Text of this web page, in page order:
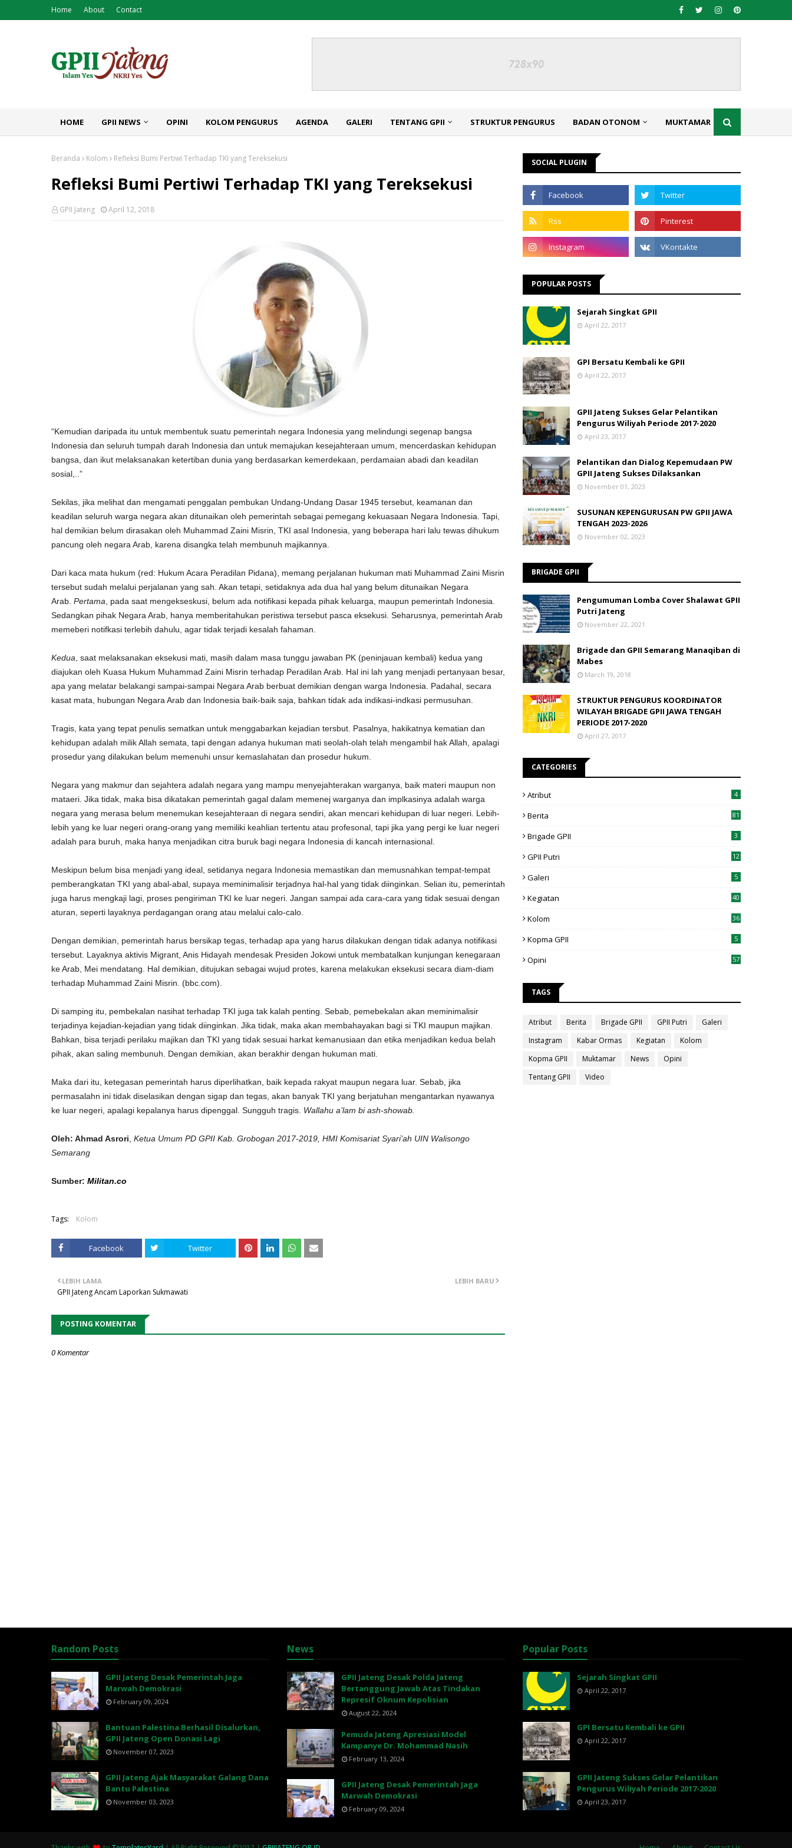
Home About Contact
HOME GPII NEWS OPINI KOLOM PENGURUS AGENDA GALERI TENTANG GPII STRUKTUR PENGURUS BADAN OTONOM MUKTAMAR
Beranda Kolom Refleksi Bumi Pertiwi Terhadap TKI yang Tereksekusi
Refleksi Bumi Pertiwi Terhadap TKI yang Tereksekusi
GPII Jateng April 12, 2018
“Kemudian daripada itu untuk membentuk suatu pemerintah negara Indonesia yang melindungi segenap bangsa
Indonesia dan seluruh tumpah darah Indonesia dan untuk memajukan kesejahteraan umum, mencerdaskan kehidupan
bangsa, dan ikut melaksanakan ketertiban dunia yang berdasarkan kemerdekaan, perdamaian abadi dan keadilan
sosial,..”
Sekilas, jika melihat dan mengamati penggalan pembukan Undang-Undang Dasar 1945 tersebut, keamanan dan
keadilan seluruh warga negara akan ditunaikan oleh pemerintah sebagai pemegang kekuasaan Negara Indonesia. Tapi,
hal demikian belum dirasakan oleh Muhammad Zaini Misrin, TKI asal Indonesia, yang beberapa hari lalu tewas dihukum
pancung oleh negara Arab, karena disangka telah membunuh majikannya.
Dari kaca mata hukum (red: Hukum Acara Peradilan Pidana), memang perjalanan hukuman mati Muhammad Zaini Misrin
tersebut sudah melalui perjalanan yang sah. Akan tetapi, setidaknya ada dua hal yang belum ditunaikan Negara
Arab. Pertama , pada saat mengekseskusi, belum ada notifikasi kepada pihak keluarga, maupun pemerintah Indonesia.
Sedangkan pihak Negara Arab, hanya memberitahukan peristiwa tersebut pasca eksekusi. Seharusnya, pemerintah Arab
memeberi notifkasi terlebih dahulu, agar tidak terjadi kesalah fahaman.
Kedua , saat melaksanakan eksekusi mati, masih dalam masa tunggu jawaban PK (peninjauan kembali) kedua yang
diajukan oleh Kuasa Hukum Muhammad Zaini Misrin terhadap Peradilan Arab. Hal ini lah yang menjadi pertanyaan besar,
apa yang melatar belakangi sampai-sampai Negara Arab berbuat demikian dengan warga Indonesia. Padahal, secara
kasat mata, hubungan Negara Arab dan Indonesia baik-baik saja, bahkan tidak ada indikasi-indkasi permusuhan.
Tragis, kata yang tepat penulis sematkan untuk menggabarkan kejadian tersbut. Pasalnya, hakikatnya kematian dan
kehidupan adalah milik Allah semata, tapi dengan adanya hukuman mati seolah-olah telah mengambil hak Allah, apalagi
prosedur yang dilakukan belum memenuhi unsur kemaslahatan dan prosedur hukum.
Negara yang makmur dan sejahtera adalah negara yang mampu menyejahterakan warganya, baik materi maupun non
mataeri. Jika tidak, maka bisa dikatakan pemerintah gagal dalam memenej warganya dan implkasinya adalah warga
negara yang merasa belum menemukan kesejahteraan di negara sendiri, akan mencari kehidupan di luar negeri. Lebih-
lebih yang ke luar negeri orang-orang yang memiliki keahlian tertentu atau profesonal, tapi jika yang pergi ke luar negeri
adalah para buruh, maka hanya menjadikan citra buruk bagi negara Indonesia di kancah internasional.
Meskipun belum bisa menjadi yang ideal, setidanya negara Indonesia memastikan dan memusnahkan tempat-tempat
pemberangkatan TKI yang abal-abal, supaya meminimalisir terjadnya hal-hal yang tidak diinginkan. Selian itu, pemerintah
juga harus mengkaji lagi, proses pengiriman TKI ke luar negeri. Jangan sampai ada cara-cara yang tidak sesuai dengan
aturan, seperti layaknya perdagangan orang atau melalui calo-calo.
Dengan demikian, pemerintah harus bersikap tegas, terhadap apa yang harus dilakukan dengan tidak adanya notifikasi
tersebut. Layaknya aktivis Migrant, Anis Hidayah mendesak Presiden Jokowi untuk membatalkan kunjungan kenegaraan
ke Arab, Mei mendatang. Hal demikian, ditujukan sebagai wujud protes, karena melakukan eksekusi secara diam-diam
terhadap Muhammad Zaini Misrin. (bbc.com).
Di samping itu, pembekalan nasihat terhadap TKI juga tak kalah penting. Sebab, pemebekalan akan meminimalisir
terjadinya kejadian-kejadian yang tidak diinginkan. Jika tidak, maka akan membahayakan bagi si TKI maupun majikan.
Bahkan, bisa terjadi perilaku majikan dan TKI yang tidak sesuai harkat kemanusiaan dan etika menjadikan kedua belah
pihak, akan saling membunuh. Dengan demikian, akan berakhir dengan hukuman mati.
Maka dari itu, ketegasan pemerintah harus diperlihatkan, baik kepada rakyat maupun negara luar. Sebab, jika
permasalahn ini tidak diselasikan dengan sigap dan tegas, akan banyak TKI yang berjatuhan mengantarkan nyawanya
ke luar negeri, apalagi kepalanya harus dipenggal. Sungguh tragis. Wallahu a’lam bi ash-showab.
Oleh: Ahmad Asrori Ketua Umum PD GPII Kab. Grobogan 2017-2019, HMI Komisariat Syari’ah UIN Walisongo
Semarang
Sumber: Militan.co
Tags: Kolom
Facebook Twitter
LEBIH BARU
LEBIH LAMA
GPII Jateng Ancam Laporkan Sukmawati
POSTING KOMENTAR
0 Komentar
SOCIAL PLUGIN
POPULAR POSTS
Sejarah Singkat GPII
April 22, 2017
GPI Bersatu Kembali ke GPII
April 22, 2017
GPII Jateng Sukses Gelar Pelantikan
Pengurus Wiliyah Periode 2017-2020
April 23, 2017
Pelantikan dan Dialog Kepemudaan PW
GPII Jateng Sukses Dilaksankan
November 01, 2023
SUSUNAN KEPENGURUSAN PW GPII JAWA
TENGAH 2023-2026
November 02, 2023
BRIGADE GPII
Pengumuman Lomba Cover Shalawat GPII
Putri Jateng
November 22, 2021
Brigade dan GPII Semarang Manaqiban di
Mabes
March 19, 2018
STRUKTUR PENGURUS KOORDINATOR
WILAYAH BRIGADE GPII JAWA TENGAH
PERIODE 2017-2020
April 27, 2017
CATEGORIES
Atribut 4
Berita 81
Brigade GPII 3
GPII Putri 12
Galeri 5
Kegiatan 40
Kolom 36
Kopma GPII 5
Opini 57
TAGS
Atribut Berita Brigade GPII GPII Putri
Galeri
Instagram
Kabar Ormas Kegiatan
Kolom
Kopma GPII
Muktamar News
Opini
Tentang GPII
Video
Random Posts
GPII Jateng Desak Pemerintah Jaga
Marwah Demokrasi
February 09, 2024
Bantuan Palestina Berhasil Disalurkan,
GPII Jateng Open Donasi Lagi
November 07, 2023
GPII Jateng Ajak Masyarakat Galang Dana
Bantu Palestina
November 03, 2023
News
GPII Jateng Desak Polda Jateng
Bertanggung Jawab Atas Tindakan
Represif Oknum Kepolisian
August 22, 2024
Pemuda Jateng Apresiasi Model
Kampanye Dr. Mohammad Nasih
February 13, 2024
GPII Jateng Desak Pemerintah Jaga
Marwah Demokrasi
February 09, 2024
Popular Posts
Sejarah Singkat GPII
April 22, 2017
GPI Bersatu Kembali ke GPII
April 22, 2017
GPII Jateng Sukses Gelar Pelantikan
Pengurus Wiliyah Periode 2017-2020
April 23, 2017